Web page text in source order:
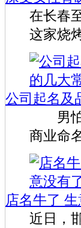
在长春
这家烧
公司起名及
男怕
商业命
店名牛了
近日，